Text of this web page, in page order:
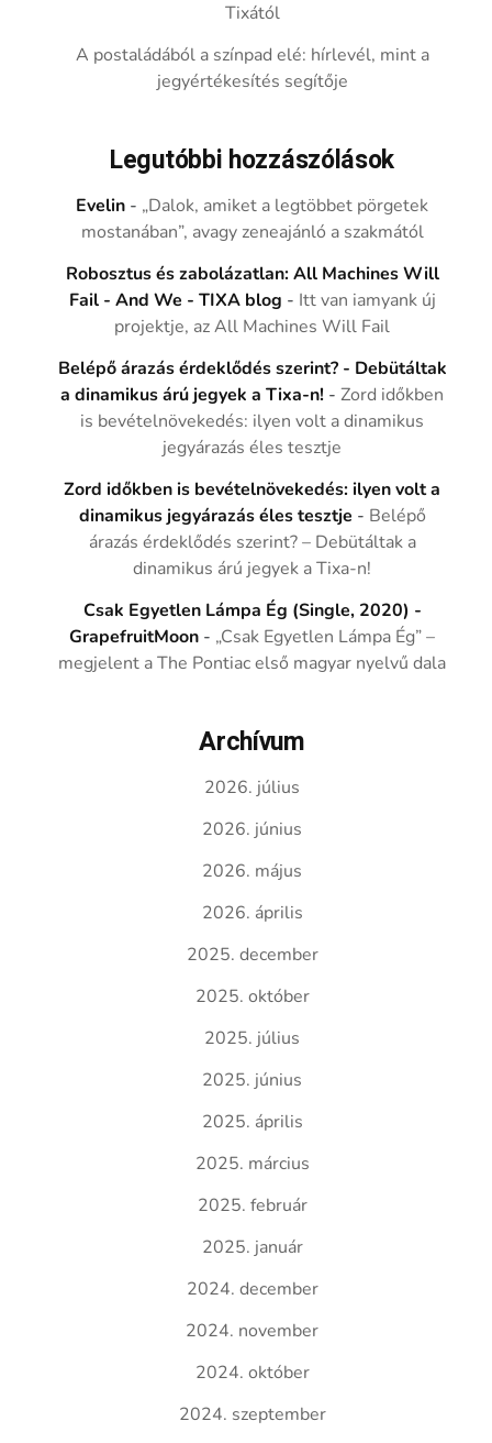
Tixától
A postaládából a színpad elé: hírlevél, mint a
jegyértékesítés segítője
Legutóbbi hozzászólások
Evelin - „Dalok, amiket a legtöbbet pörgetek
mostanában”, avagy zeneajánló a szakmától
Robosztus és zabolázatlan: All Machines Will
Fail - And We - TIXA blog - Itt van iamyank új
projektje, az All Machines Will Fail
Belépő árazás érdeklődés szerint? - Debütáltak
a dinamikus árú jegyek a Tixa-n! -Zord időkben
is bevételnövekedés: ilyen volt a dinamikus
jegyárazás éles tesztje
Zord időkben is bevételnövekedés: ilyen volt a
dinamikus jegyárazás éles tesztje - Belépő
árazás érdeklődés szerint? – Debütáltak a
dinamikus árú jegyek a Tixa-n!
Csak Egyetlen Lámpa Ég (Single, 2020) -
GrapefruitMoon - „Csak Egyetlen Lámpa Ég” –
megjelent a The Pontiac első magyar nyelvű dala
Archívum
2026. július
2026. június
2026. május
2026. április
2025. december
2025. október
2025. július
2025. június
2025. április
2025. március
2025. február
2025. január
2024. december
2024. november
2024. október
2024. szeptember